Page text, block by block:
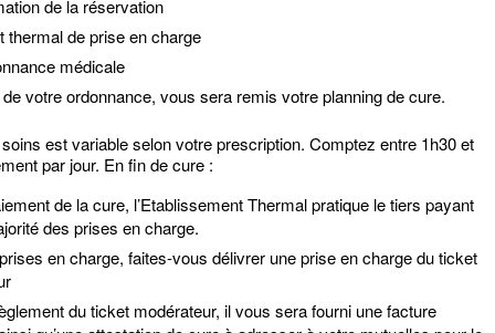
de la réservation
thermal de prise en charge
médicale
votre ordonnance, vous sera remis votre planning de cure.
est variable selon votre prescription. Comptez entre 1h30 et
par jour. En fin de cure :
de la cure, l’Etablissement Thermal pratique le tiers payant
des prises en charge.
en charge, faites-vous délivrer une prise en charge du ticket
du ticket modérateur, il vous sera fourni une facture